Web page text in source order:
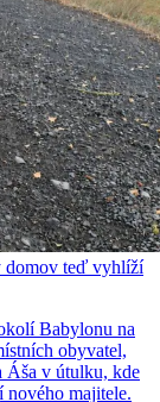
domov teď vyhlíží
Babylonu na
obyvatel,
Áša v útulku, kde
nového majitele.